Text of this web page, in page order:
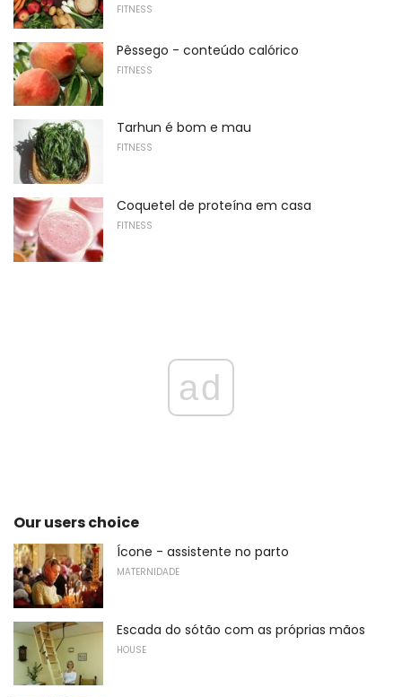
FITNESS
Pêssego - conteúdo calórico
FITNESS
Tarhun é bom e mau
FITNESS
Coquetel de proteína em casa
FITNESS
ad
Our users choice
Ícone - assistente no parto
MATERNIDADE
Escada do sótão com as próprias mãos
HOUSE